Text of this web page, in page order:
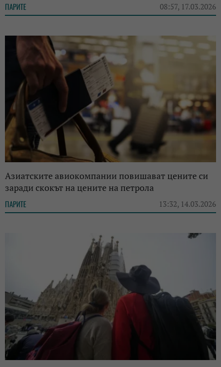
ПАРИТЕ 08:57, 17.03.2026
Азиатските авиокомпании повишават цените си
заради скокът на цените на петрола
ПАРИТЕ 13:32, 14.03.2026